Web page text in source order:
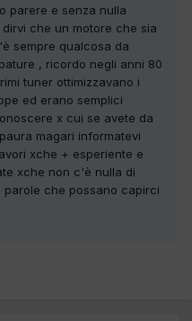
parere e senza nulla
che un motore che sia
sempre qualcosa da
, ricordo negli anni 80
tuner ottimizzavano i
ed erano semplici
x cui se avete da
magari informatevi
xche + esperiente e
xche non c'è nulla di
che possano capirci